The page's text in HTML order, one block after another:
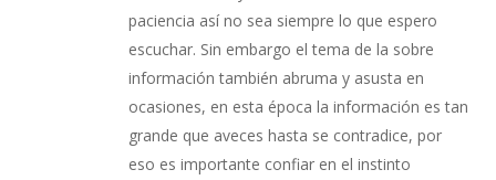
paciencia así no sea siempre lo que espero
escuchar. Sin embargo el tema de la sobre
información también abruma y asusta en
ocasiones, en esta época la información es tan
grande que aveces hasta se contradice, por
eso es importante confiar en el instinto